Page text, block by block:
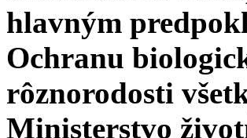
hlavným
Ochranu
rôznorodosti
Ministerstvo